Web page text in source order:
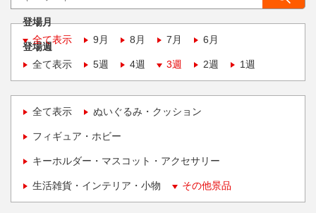
登場月
全て表示
9月 8月 7月 6月
登場週
全て表示
5週 4週 3週 2週 1週
全て表示 ぬいぐるみ・クッション
フィギュア・ホビー
キーホルダー・マスコット・アクセサリー
生活雑貨・インテリア・小物 その他景品